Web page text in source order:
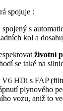
spojuje :
s
kol a
životní
se také na
HDi s FAP
plynového
vozu, aniž to